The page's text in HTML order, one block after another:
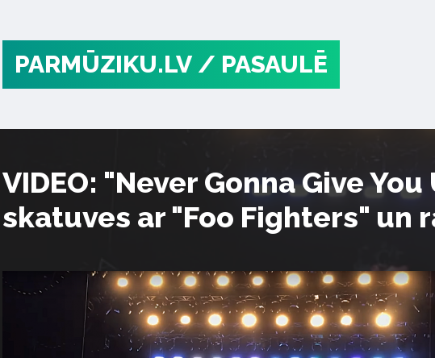
PARMŪZIKU.LV / PASAULĒ
VIDEO: "Never Gonna Give
skatuves ar "Foo Fighters" un